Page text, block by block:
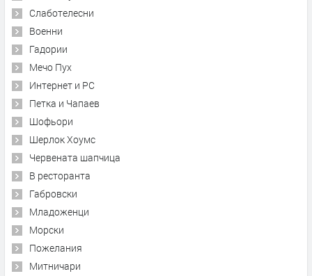
Слаботелесни
Военни
Гадории
Мечо Пух
Интернет и PC
Петка и Чапаев
Шофьори
Шерлок Хоумс
Червената шапчица
В ресторанта
Габровски
Младоженци
Морски
Пожелания
Митничари